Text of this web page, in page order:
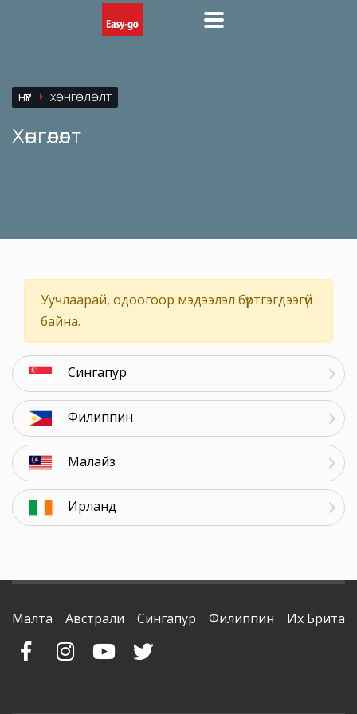
НҮҮР ХӨНГӨЛӨЛТ
Хөнгөлөлт
Уучлаарай, одоогоор мэдээлэл бүртгэгдээгүй
байна.
Сингапур
Филиппин
Малайз
Ирланд
Малта Австрали Сингапур Филиппин Их